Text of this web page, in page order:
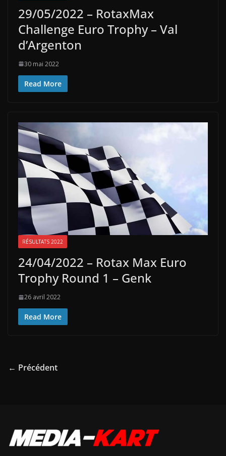
29/05/2022 – RotaxMax
Challenge Euro Trophy – Val
d’Argenton
30 mai 2022
Read More
RÉSULTATS 2022
24/04/2022 – Rotax Max Euro
Trophy Round 1 – Genk
26 avril 2022
Read More
← Précédent